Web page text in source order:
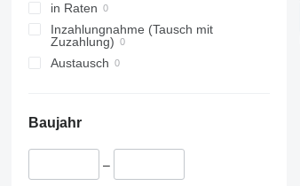
in Raten
Inzahlungnahme (Tausch mit
Zuzahlung)
Austausch
Baujahr
–